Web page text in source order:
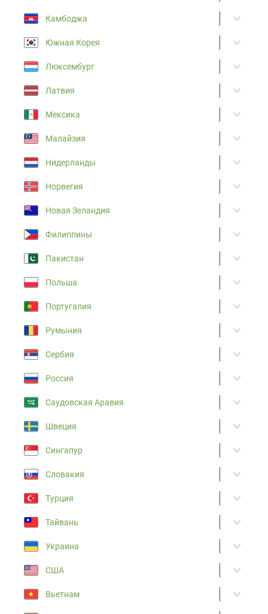
Камбоджа
Южная Корея
Люксембург
Латвия
Мексика
Малайзия
Нидерланды
Норвегия
Новая Зеландия
Филиппины
Пакистан
Польша
Португалия
Румыния
Сербия
Россия
Саудовская Аравия
Швеция
Сингапур
Словакия
Турция
Тайвань
Украина
США
Вьетнам